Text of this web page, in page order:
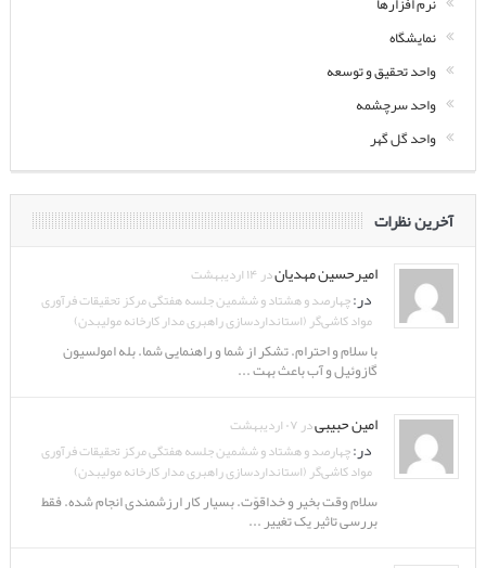
نمایشگاه
واحد تحقیق و توسعه
واحد سرچشمه
واحد گل گهر
آخرین نظرات
امیرحسین مهدیاندر ۱۴ اردیبهشت
در:چهارصد و هشتاد و ششمین جلسه هفتگی مرکز تحقیقات فرآوری
مواد کاشی‌گر (استانداردسازی راهبری مدار کارخانه مولیبدن)
با سلام و احترام. تشکر از شما و راهنمایی شما. بله امولسیون
گازوئیل و آب باعث بهت ...
امین حبیبیدر ۰۷ اردیبهشت
در:چهارصد و هشتاد و ششمین جلسه هفتگی مرکز تحقیقات فرآوری
مواد کاشی‌گر (استانداردسازی راهبری مدار کارخانه مولیبدن)
سلام وقت بخیر و خداقوّت. بسیار کار ارزشمندی انجام شده. فقط
بررسی تاثیر یک تغییر ...